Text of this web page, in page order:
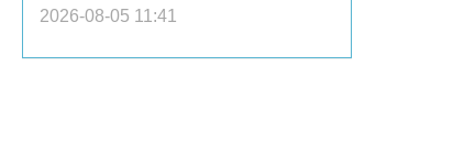
2026-08-05 11:41